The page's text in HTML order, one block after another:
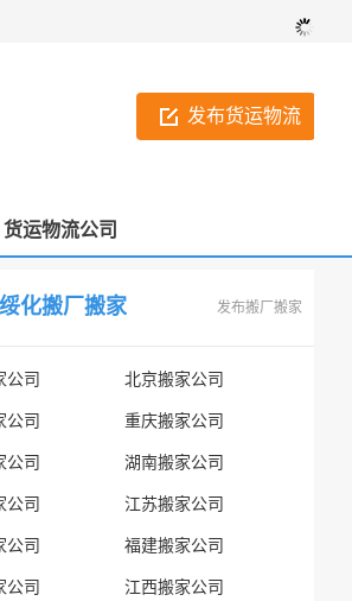
发布货运物流
货运物流公司
绥化搬厂搬家 发布搬厂搬家
公司 北京搬家公司
公司 重庆搬家公司
公司 湖南搬家公司
公司 江苏搬家公司
公司 福建搬家公司
公司 江西搬家公司